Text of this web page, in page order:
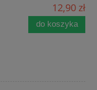
12,90 zł
do koszyka